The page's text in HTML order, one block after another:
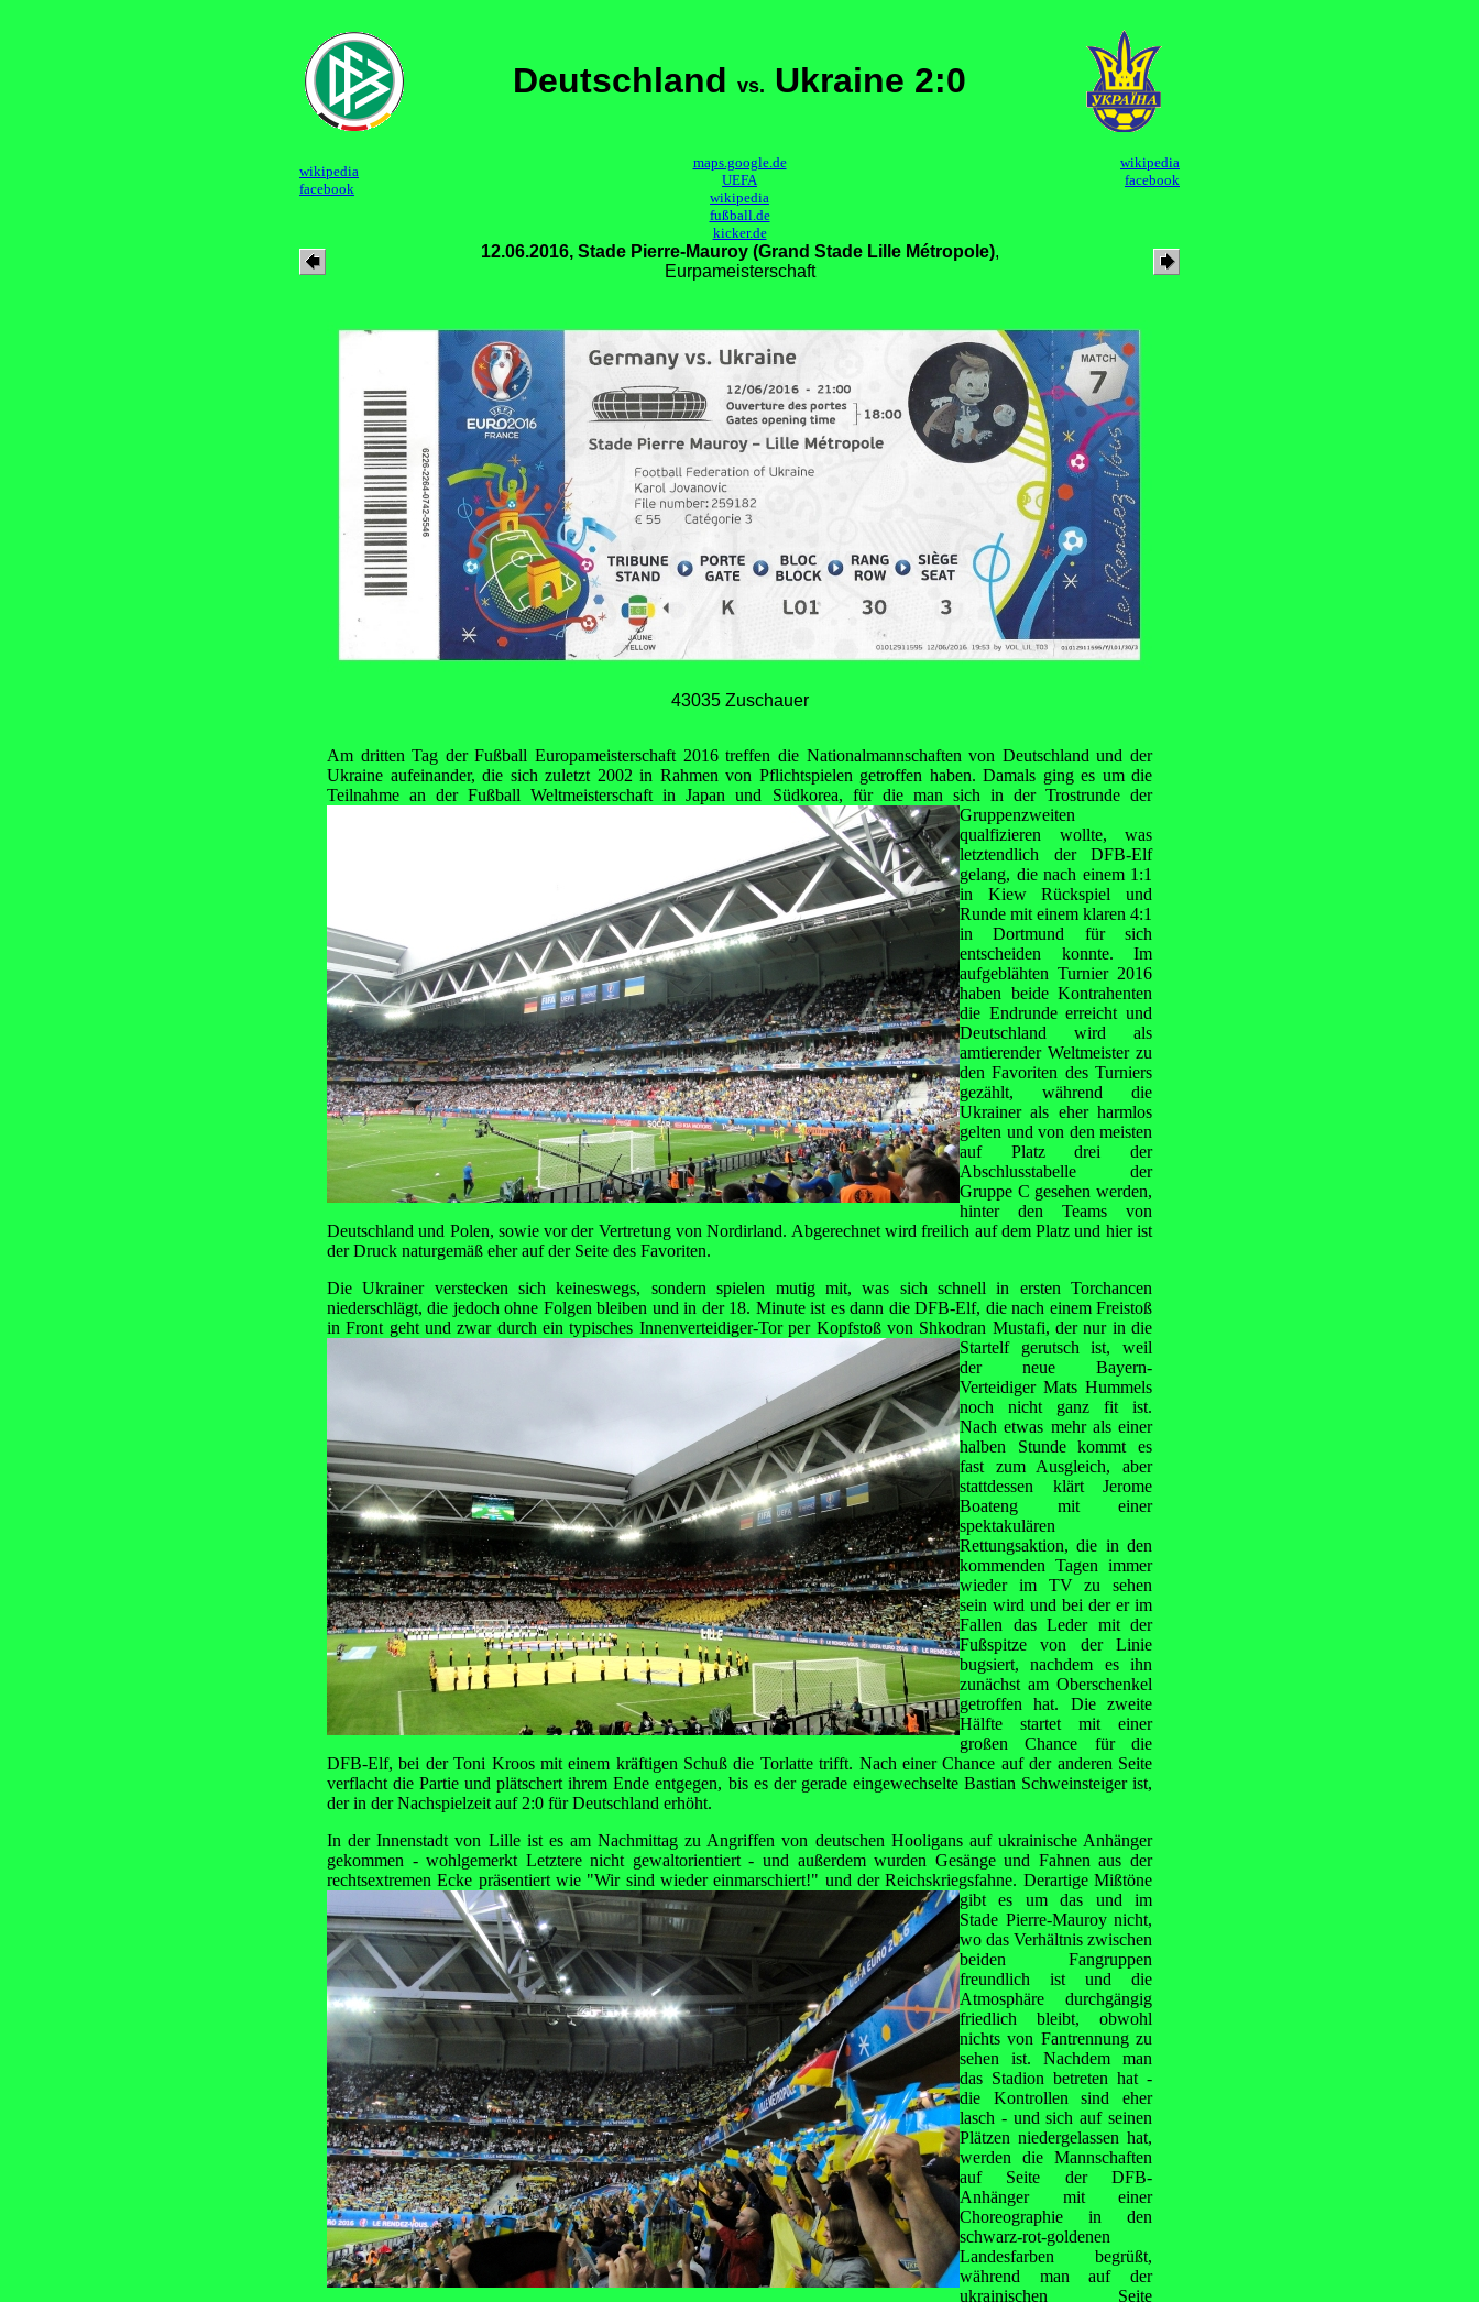
Deutschland vs. Ukraine 2:0
wikipedia
facebook
maps.google.de
UEFA
wikipedia
fußball.de
kicker.de
wikipedia
facebook
12.06.2016, Stade Pierre-Mauroy (Grand Stade Lille Métropole),
Eurpameisterschaft
43035 Zuschauer
Am dritten Tag der Fußball Europameisterschaft 2016 treffen die Nationalmannschaften von Deutschland und der
Ukraine aufeinander, die sich zuletzt 2002 in Rahmen von Pflichtspielen getroffen haben. Damals ging es um die
Teilnahme an der Fußball Weltmeisterschaftin Japan und Südkorea, für die man sich in der Trostrunde der
Gruppenzweiten
qualfizieren wollte, was
letztendlich der DFB-Elf
gelang, die nach einem 1:1
in Kiew Rückspiel und
Runde mit einem klaren 4:1
in Dortmund für sich
entscheiden konnte. Im
aufgeblähten Turnier 2016
haben beide Kontrahenten
die Endrunde erreicht und
Deutschland wird als
amtierender Weltmeister zu
den Favoriten des Turniers
gezählt, während die
Ukrainer als eher harmlos
gelten und von den meisten
auf Platz drei der
Abschlusstabelle der
Gruppe C gesehen werden,
hinter den Teams von
Deutschland und Polen, sowie vor der Vertretung von Nordirland. Abgerechnet wird freilich auf dem Platz und hier ist
der Druck naturgemäß eher auf der Seite des Favoriten.
Die Ukrainer verstecken sich keineswegs, sondern spielen mutig mit, was sich schnell in ersten Torchancen
niederschlägt, die jedoch ohne Folgen bleiben und in der 18. Minute ist es dann die DFB-Elf, die nach einem Freistoß
in Front geht und zwar durchein typisches Innenverteidiger-Tor per Kopfstoß von Shkodran Mustafi, der nur in die
Startelf gerutsch ist, weil
der neue Bayern-
Verteidiger Mats Hummels
noch nicht ganz fit ist.
Nach etwas mehr als einer
halben Stunde kommt es
fast zum Ausgleich, aber
stattdessen klärt Jerome
Boateng mit einer
spektakulären
Rettungsaktion, die in den
kommenden Tagen immer
wieder im TV zu sehen
sein wird und bei der er im
Fallen das Leder mit der
Fußspitze von der Linie
bugsiert, nachdem es ihn
zunächst am Oberschenkel
getroffen hat. Die zweite
Hälfte startet mit einer
großen Chance für die
DFB-Elf, bei der Toni Kroos mit einem kräftigen Schuß die Torlatte trifft. Nach einer Chance auf der anderen Seite
verflacht die Partie und plätschert ihrem Ende entgegen, bis es der gerade eingewechselte Bastian Schweinsteiger ist,
der in der Nachspielzeit auf 2:0 für Deutschland erhöht.
In der Innenstadt von Lille ist es am Nachmittag zu Angriffen von deutschen Hooligans auf ukrainische Anhänger
gekommen - wohlgemerkt Letztere nicht gewaltorientiert - und außerdem wurden Gesänge und Fahnen aus der
rechtsextremen Ecke präsentiert wie "Wir sind wiedereinmarschiert!" und der Reichskriegsfahne. Derartige Mißtöne
gibt es um das und im
Stade Pierre-Mauroy nicht,
wo das Verhältnis zwischen
beiden Fangruppen
freundlich ist und die
Atmosphäre durchgängig
friedlich bleibt, obwohl
nichts von Fantrennung zu
sehen ist. Nachdem man
das Stadion betreten hat -
die Kontrollen sind eher
lasch - und sich auf seinen
Plätzen niedergelassen hat,
werden die Mannschaften
auf Seite der DFB-
Anhänger mit einer
Choreographie in den
schwarz-rot-goldenen
Landesfarben begrüßt,
während man auf der
ukrainischen Seite